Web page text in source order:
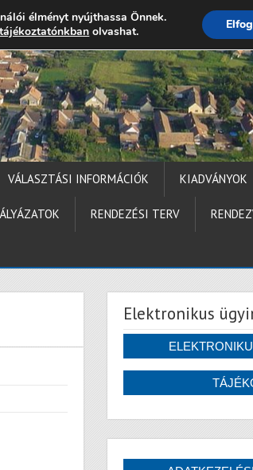
Technika segítség Impresszum
VÁLASZTÁSI INFORMÁCIÓK KIADVÁNYOK
RENDEZÉSI TERV
Elektronikus
élményt nyújthassa Önnek.
olvashat.